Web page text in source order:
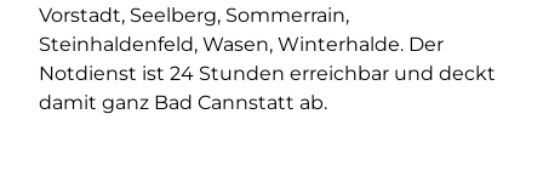
Vorstadt, Seelberg, Sommerrain,
Steinhaldenfeld, Wasen, Winterhalde. Der
Notdienst ist 24 Stunden erreichbar und deckt
damit ganz Bad Cannstatt ab.